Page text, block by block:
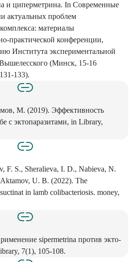
и циперметрина. In Современные
актуальных проблем
материалы
практической конференции,
Института экспериментальной
(Минск, 15-16
133).
М. (2019). Эффективность
с эктопаразитами, in Library,
F. S., Sheralieva, I. D., Nabieva, N.
U. B. (2022). The
in lamb colibacteriosis. money,
sipermetrina против экто-
7(1), 105-108.